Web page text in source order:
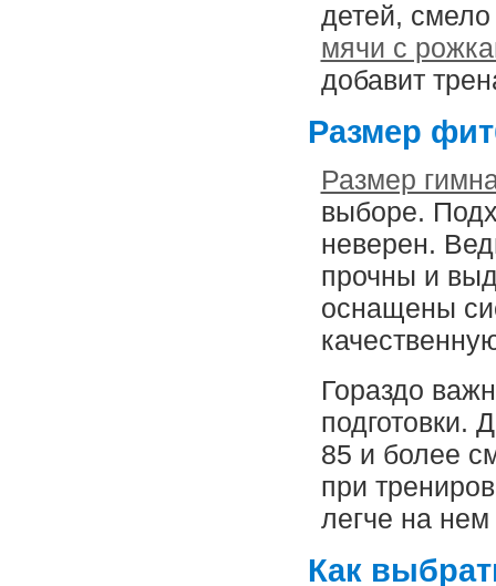
детей,
мячи с
добавит
Размер
Размер
выборе.
неверен.
прочны и
оснащены
Гораздо
подготовки.
85 и более
при
легче на
Как